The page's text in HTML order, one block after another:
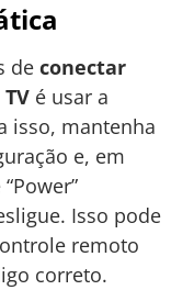
de conectar
é usar a
isso, mantenha
e, em
Isso pode
remoto
correto.